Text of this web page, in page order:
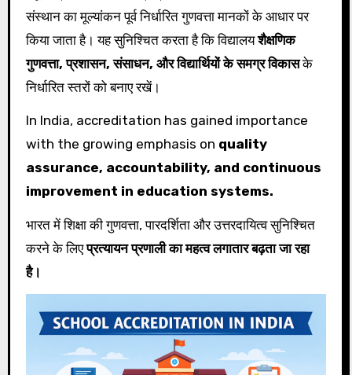
संस्थान का मूल्यांकन पूर्व निर्धारित गुणवत्ता मानकों के आधार पर
किया जाता है। यह सुनिश्चित करता है कि विद्यालयशैक्षणिक
गुणवत्ता, प्रशासन, संसाधन, और विद्यार्थियों के समग्र विकासके
निर्धारित स्तरों को बनाए रखें।
In India, accreditation has gained importance
with the growing emphasis on quality
assurance, accountability, and continuous
improvement in education systems.
भारत में शिक्षा की गुणवत्ता, पारदर्शिता और उत्तरदायित्व सुनिश्चित
करने के लिएप्रत्यायन प्रणाली का महत्व लगातार बढ़ता जा रहा
है।